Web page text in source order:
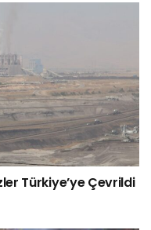
Türkiye’ye Çevrildi